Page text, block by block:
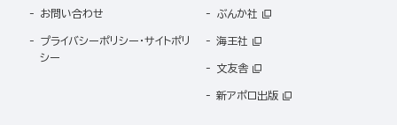
お問い合わせ
プライバシーポリシー・サイトポリ
シー
ぶんか社
海王社
文友舎
新アポロ出版